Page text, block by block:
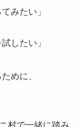
みたい」
したい」
めに、
村で一緒に踏み